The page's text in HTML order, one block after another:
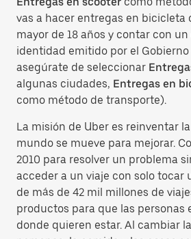
vas a hacer entregas en bicicleta
mayor de 18 años y contar con
identidad emitido por el
asegúrate de seleccionar
algunas ciudades, Entregas en
como método de transporte).
La misión de Uber es reinventar
mundo se mueve para mejorar.
2010 para resolver un problema
acceder a un viaje con solo tocar
de más de 42 mil millones de
productos para que las personas
donde quieren estar. Al cambiar